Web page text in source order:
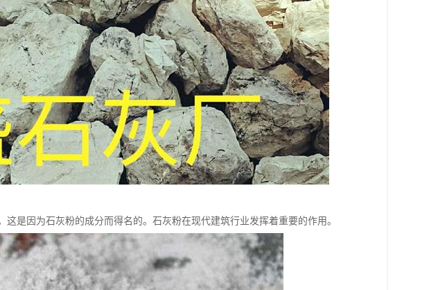
是因为石灰粉的成分而得名的。石灰粉在现代建筑行业发挥着重要的作用。